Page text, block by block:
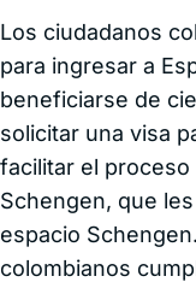
Los ciudadanos
para ingresar a
beneficiarse de
solicitar una visa
facilitar el
Schengen, que
espacio
colombianos